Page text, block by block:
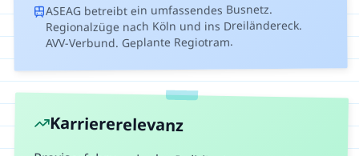
ASEAG betreibt ein umfassendes Busnetz.
Regionalzüge nach Köln und ins Dreiländereck.
AVV-Verbund. Geplante Regiotram.
Karriererelevanz